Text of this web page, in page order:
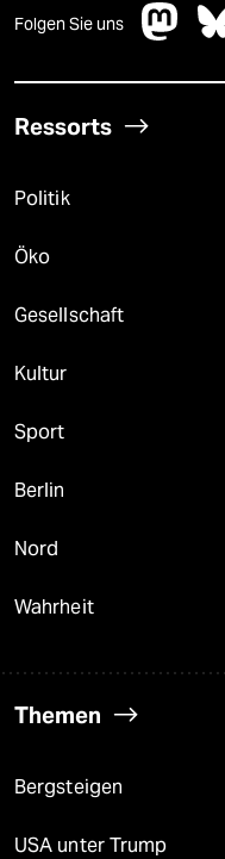
Folgen Sie uns
Ressorts
Politik
Öko
Gesellschaft
Kultur
Sport
Berlin
Nord
Wahrheit
Themen
Bergsteigen
USA unter Trump